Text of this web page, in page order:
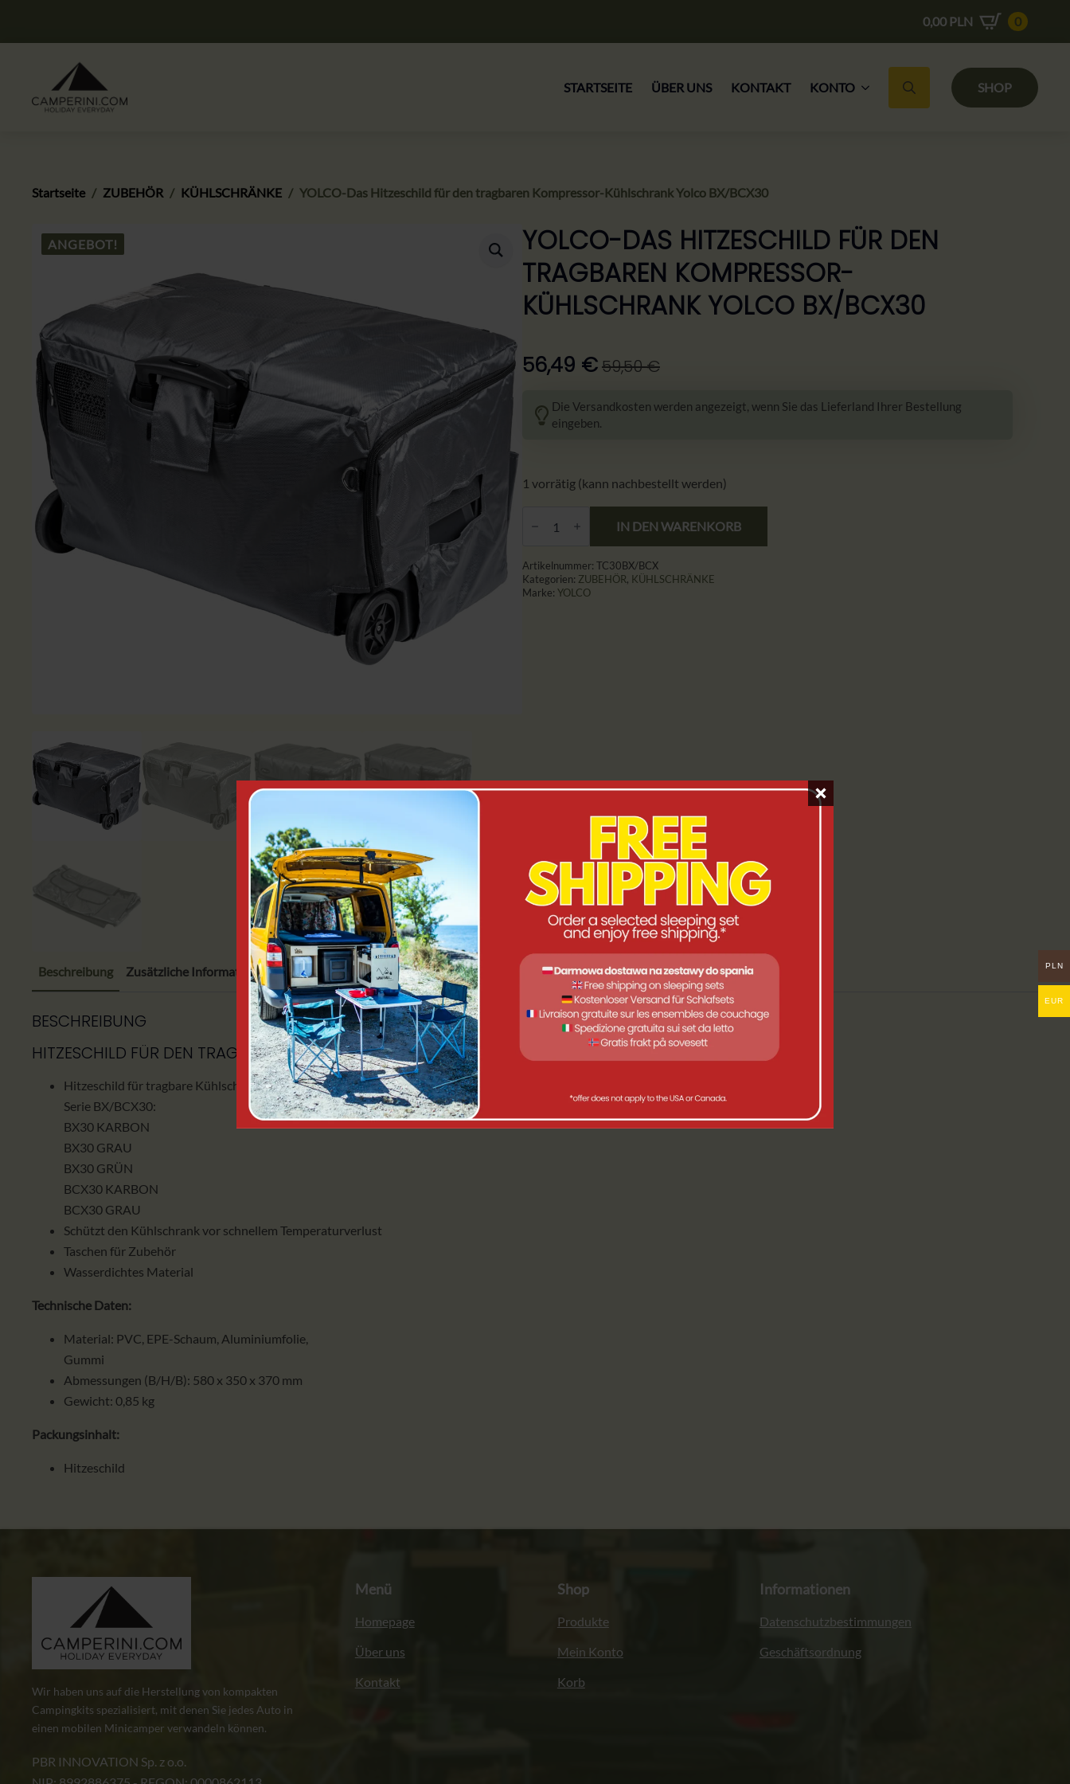
0,00 PLN 0
STARTSEITE ÜBER UNS KONTAKT
KONTO
Suche nach:
SHOP
Startseite ZUBEHÖR KÜHLSCHRÄNKE YOLCO-Das Hitzeschild für den tragbaren Kompressor-Kühlschrank Yolco BX/BCX30
ANGEBOT!
YOLCO-DAS HITZESCHILD FÜR DEN
TRAGBAREN KOMPRESSOR-
KÜHLSCHRANK YOLCO BX/BCX30
59,50€
Ursprünglicher
Preis
war:
56,49 €
Aktueller
Preis
ist:
Die Versandkosten werden angezeigt, wenn Sie das Lieferland Ihrer Bestellung
eingeben.
1 vorrätig (kann nachbestellt werden)
Osłona
przenośnej
lodówki
kompresorowej
Yolco
IN DEN WARENKORB
Artikelnummer: TC30BX/BCX
Kategorien: ZUBEHÖR, KÜHLSCHRÄNKE
Marke: YOLCO
Beschreibung Zusätzliche Informationen
BESCHREIBUNG
HITZESCHILD FÜR DEN TRAGBAREN KOMPRESSOR-KÜHLSCHRANK YOLCO BX/BCX30
Hitzeschild für tragbare Kühlschränke von Yolco
Serie BX/BCX30:
BX30 KARBON
BX30 GRAU
BX30 GRÜN
BCX30 KARBON
BCX30 GRAU
Schützt den Kühlschrank vor schnellem Temperaturverlust
Taschen für Zubehör
Wasserdichtes Material
Technische Daten:
Material: PVC, EPE-Schaum, Aluminiumfolie,
Gummi
Abmessungen (B/H/B): 580 x 350 x 370 mm
Gewicht: 0,85 kg
Packungsinhalt:
Hitzeschild
Wir haben uns auf die Herstellung von kompakten
Campingkits spezialisiert, mit denen Sie jedes Auto in
einen mobilen Minicamper verwandeln können.
PBR INNOVATION Sp. z o.o.
Menü
Homepage
Über uns
Kontakt
Shop
Produkte
Mein Konto
Korb
Informationen
Datenschutzbestimmungen
Geschäftsordnung
PLN
EUR